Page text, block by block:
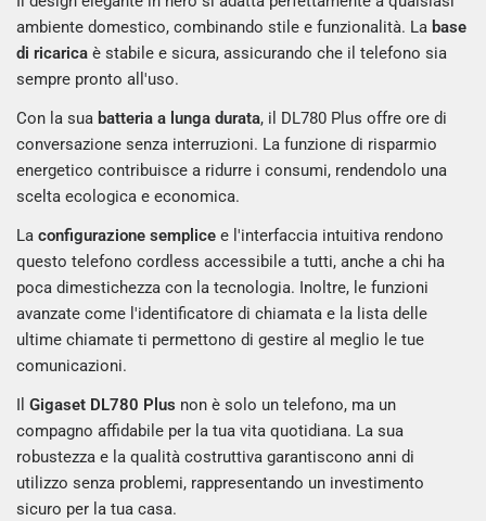
ambiente domestico, combinando stile e funzionalità. La base
di ricarica è stabile e sicura, assicurando che il telefono sia
sempre pronto all'uso.
Con la sua batteria a lunga durata, il DL780 Plus offre ore di
conversazione senza interruzioni. La funzione di risparmio
energetico contribuisce a ridurre i consumi, rendendolo una
scelta ecologica e economica.
Laconfigurazione semplice e l'interfaccia intuitiva rendono
questo telefono cordless accessibile a tutti, anche a chi ha
poca dimestichezza con la tecnologia. Inoltre, le funzioni
avanzate come l'identificatore di chiamata e la lista delle
ultime chiamate ti permettono di gestire al meglio le tue
comunicazioni.
IlGigaset DL780 Plus non è solo un telefono, ma un
compagno affidabile per la tua vita quotidiana. La sua
robustezza e la qualità costruttiva garantiscono anni di
utilizzo senza problemi, rappresentando un investimento
sicuro per la tua casa.